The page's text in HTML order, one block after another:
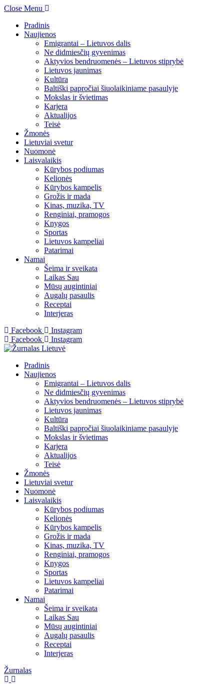
Close Menu
Pradinis
Naujienos
Emigrantai – Lietuvos dalis
Ne didmiesčių gyvenimas
Aktyvios bendruomenės – Lietuvos stiprybė
Lietuvos jaunimas
Kultūra
Baltiški papročiai šiuolaikiniame pasaulyje
Mokslas ir švietimas
Karjera
Aktualijos
Teisė
Žmonės
Lietuviai svetur
Nuomonė
Laisvalaikis
Kūrybos podiumas
Kelionės
Kūrybos kampelis
Grožis ir mada
Kinas, muzika, TV
Renginiai, pramogos
Knygos
Sportas
Lietuvos kampeliai
Patarimai
Namai
Šeima ir sveikata
Laikas Sau
Mūsų augintiniai
Augalų pasaulis
Receptai
Interjeras
Facebook
Instagram
Facebook
Instagram
Pradinis
Naujienos
Emigrantai – Lietuvos dalis
Ne didmiesčių gyvenimas
Aktyvios bendruomenės – Lietuvos stiprybė
Lietuvos jaunimas
Kultūra
Baltiški papročiai šiuolaikiniame pasaulyje
Mokslas ir švietimas
Karjera
Aktualijos
Teisė
Žmonės
Lietuviai svetur
Nuomonė
Laisvalaikis
Kūrybos podiumas
Kelionės
Kūrybos kampelis
Grožis ir mada
Kinas, muzika, TV
Renginiai, pramogos
Knygos
Sportas
Lietuvos kampeliai
Patarimai
Namai
Šeima ir sveikata
Laikas Sau
Mūsų augintiniai
Augalų pasaulis
Receptai
Interjeras
Žurnalas